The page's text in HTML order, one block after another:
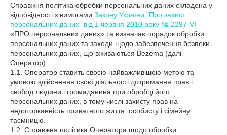
Справжня політика обробки персональних даних складена у
відповідності з вимогами Закону України "Про захист
персональних даних" від 1 червня 2010 року № 2297-VI
«ПРО персональних даних» та визначає порядок обробки
персональних даних та заходи щодо забезпечення безпеки
персональних даних, що вживаються Bezema (далі –
Оператор).
1.1. Оператор ставить своєю найважливішою метою та
умовою здійснення своєї діяльності дотримання прав і
свобод людини і громадянина при обробці його
персональних даних, в тому числі захисту прав на
недоторканність приватного життя, особисту і сімейну
таємницю.
1.2. Справжня політика Оператора щодо обробки